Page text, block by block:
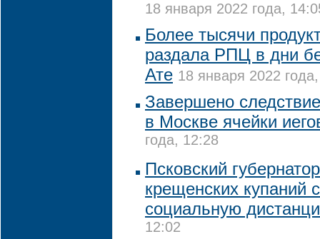
18 января 2022 года,
Более тысячи
раздала РПЦ в дни
Ате 18 января 2022
Завершено
в Москве ячейки
года, 12:28
Псковский
крещенских купаний
социальную
12:02